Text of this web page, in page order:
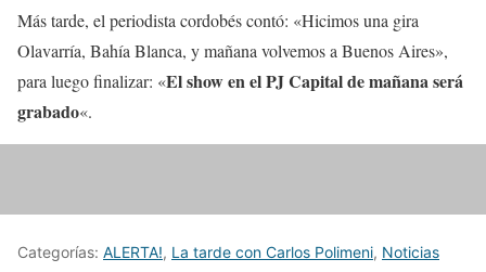
Más tarde, el periodista cordobés contó: «Hicimos una gira
Olavarría, Bahía Blanca, y mañana volvemos a Buenos Aires»,
para luego finalizar: «El show en el PJ Capital de mañana será
grabado«.
Categorías: ALERTA!, La tarde con Carlos Polimeni, Noticias